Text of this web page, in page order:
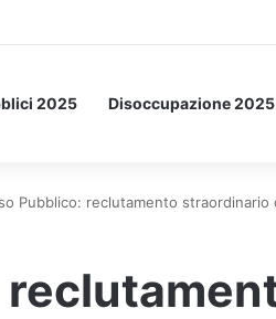
l’esperimento spaziale.
2025 Disoccupazione 2025
Pubblico: reclutamento straordinario